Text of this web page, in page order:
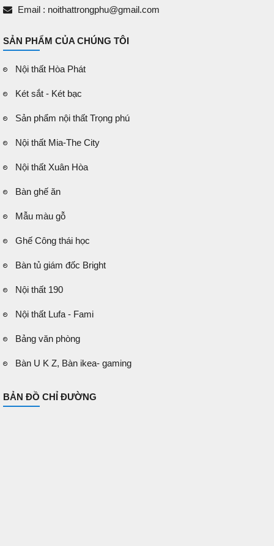
Email : noithattrongphu@gmail.com
SẢN PHẨM CỦA CHÚNG TÔI
Nội thất Hòa Phát
Két sắt - Két bạc
Sản phẩm nội thất Trọng phú
Nội thất Mia-The City
Nội thất Xuân Hòa
Bàn ghế ăn
Mẫu màu gỗ
Ghế Công thái học
Bàn tủ giám đốc Bright
Nội thất 190
Nội thất Lufa - Fami
Bảng văn phòng
Bàn U K Z, Bàn ikea- gaming
BẢN ĐỒ CHỈ ĐƯỜNG